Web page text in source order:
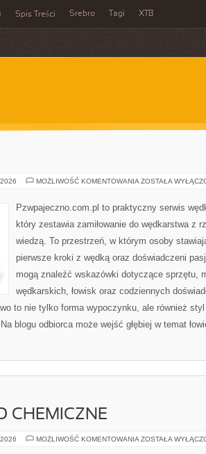
Spis Treści Srebro Tagi XTB
MOŻLIWOŚĆ KOMENTOWANIA RODZAJE
ZOSTAŁA
Pzwpajeczno.com.pl to praktyczny serwis
który zestawia zamiłowanie do wędkarstwa z
wiedzą. To przestrzeń, w którym osoby
pierwsze kroki z wędką oraz doświadczeni
mogą znaleźć wskazówki dotyczące sprzętu,
wędkarskich, łowisk oraz codziennych
to nie tylko forma wypoczynku, ale również
blogu odbiorca może wejść głębiej w temat
CHEMICZNE
MOŻLIWOŚĆ KOMENTOWANIA BEZPIECZEŃSTWO
ZOSTAŁA